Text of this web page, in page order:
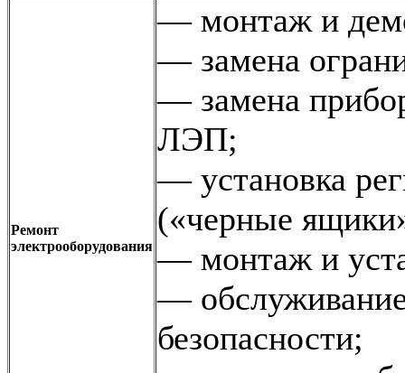
Ремонт
электрооборудования
— монтаж и
— замена
— замена
ЛЭП;
— установка
(«черные
— монтаж и
—
безопасности;